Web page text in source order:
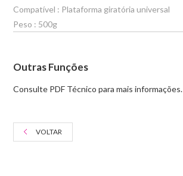
Compatível : Plataforma giratória universal
Peso : 500g
Outras Funções
Consulte PDF Técnico para mais informações.
VOLTAR